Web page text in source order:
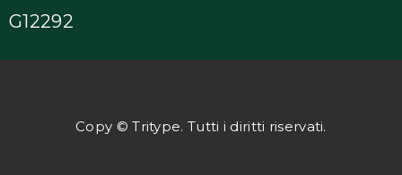
G12292
Copy © Tritype. Tutti i diritti riservati.